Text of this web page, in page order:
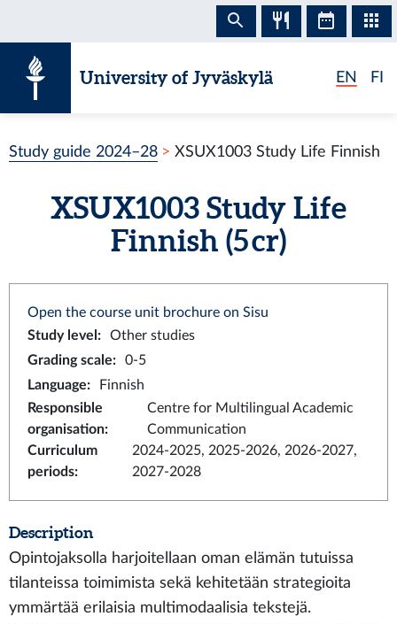
University of Jyväskylä EN FI
Study guide 2024–28 XSUX1003 Study Life Finnish
XSUX1003 Study Life
Finnish (5 cr)
Open the course unit brochure on Sisu
Study level :
Other studies
Grading scale:
0-5
Language:
Finnish
Responsible
organisation:
Centre for Multilingual Academic
Communication
Curriculum
periods:
2024-2025, 2025-2026, 2026-2027,
2027-2028
Description
Opintojaksolla harjoitellaan oman elämän tutuissa
tilanteissa toimimista sekä kehitetään strategioita
ymmärtää erilaisia multimodaalisia tekstejä.